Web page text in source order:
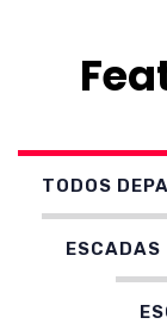
TODOS
ESCADAS